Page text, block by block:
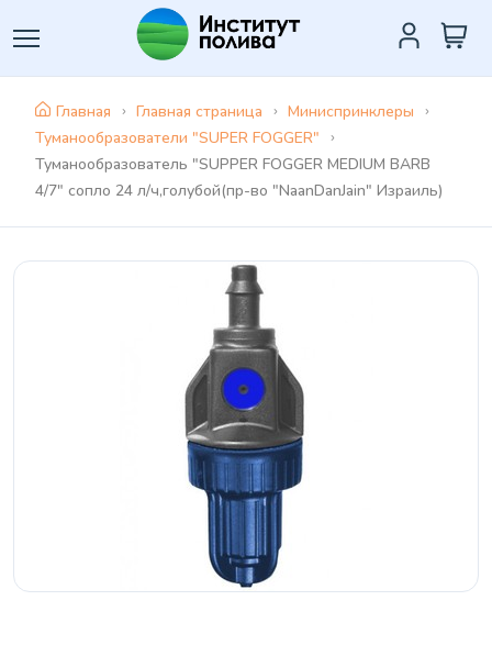
Главная Главная страница
Миниспринклеры
Туманообразователи "SUPER FOGGER"
Туманообразователь "SUPPER FOGGER MEDIUM BARB
4/7" сопло 24 л/ч,голубой(пр-во "NaanDanJain" Израиль)